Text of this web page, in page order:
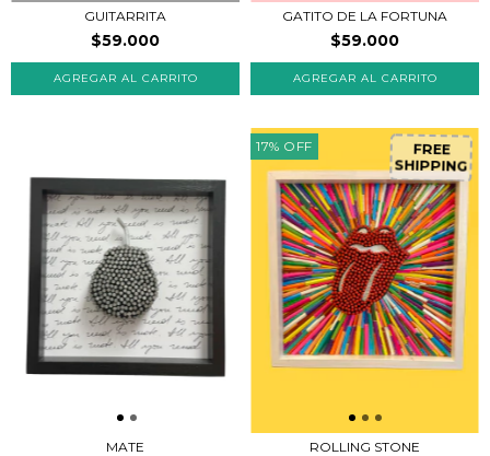
GUITARRITA
$59.000
GATITO DE LA FORTUNA
$59.000
MATE
17% OFF FREE
SHIPPING
ROLLING STONE